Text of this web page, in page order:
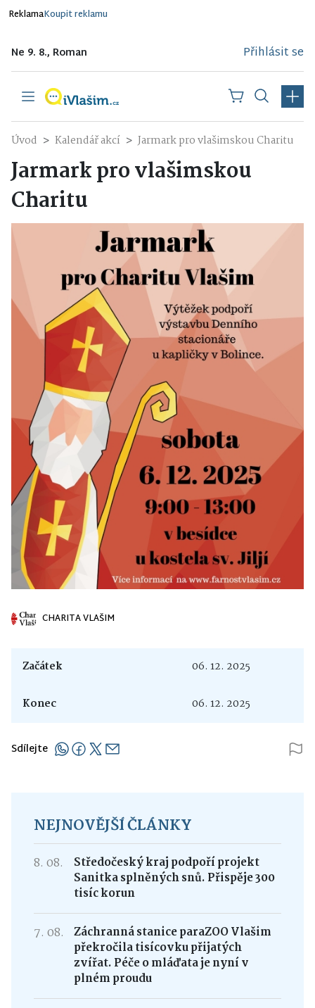
ReklamaKoupit reklamu
Ne 9. 8., Roman Přihlásit se
Úvod Kalendář akcí Jarmark pro vlašimskou Charitu
Jarmark pro vlašimskou
Charitu
CHARITA VLAŠIM
Začátek 06. 12. 2025
Konec 06. 12. 2025
Sdílejte
NEJNOVĚJŠÍ ČLÁNKY
8. 08.
Středočeský kraj podpoří projekt
Sanitka splněných snů. Přispěje 300
tisíc korun
7. 08.
Záchranná stanice paraZOO Vlašim
překročila tisícovku přijatých
zvířat. Péče o mláďata je nyní v
plném proudu